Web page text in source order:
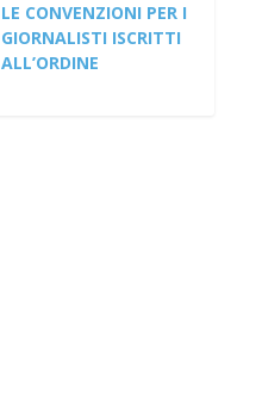
LE CONVENZIONI PER I
GIORNALISTI ISCRITTI
ALL’ORDINE